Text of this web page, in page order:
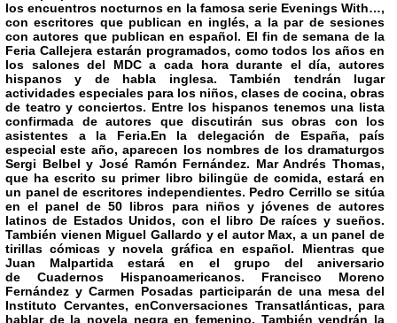
los encuentros nocturnos en la famosa serie Evenings With…,
con escritores que publican en inglés, a la par de sesiones
con autores que publican en español. El fin de semana de la
Feria Callejera estarán programados, como todos los años en
los salones del MDC a cada hora durante el día, autores
hispanos y de habla inglesa. También tendrán lugar
actividades especiales para los niños, clases de cocina, obras
de teatro y conciertos. Entre los hispanos tenemos una lista
confirmada de autores que discutirán sus obras con los
asistentes a la Feria.En la delegación de España, país
especial este año, aparecen los nombres de los dramaturgos
Sergi Belbel y José Ramón Fernández. Mar Andrés Thomas,
que ha escrito su primer libro bilingüe de comida, estará en
un panel de escritores independientes. Pedro Cerrillo se sitúa
en el panel de50 libros para niños y jóvenes de autores
latinos de Estados Unidos, con el libro De raíces y sueños.
También vienen Miguel Gallardo y el autor Max, a un panel de
tirillas cómicas y novela gráfica en español. Mientras que
Juan Malpartida estará en el grupo del aniversario
de Cuadernos Hispanoamericanos. Francisco Moreno
Fernández y Carmen Posadasparticiparán de una mesa del
Instituto Cervantes, enConversaciones Transatlánticas, para
hablar de la novela negra en femenino. También vendrán la